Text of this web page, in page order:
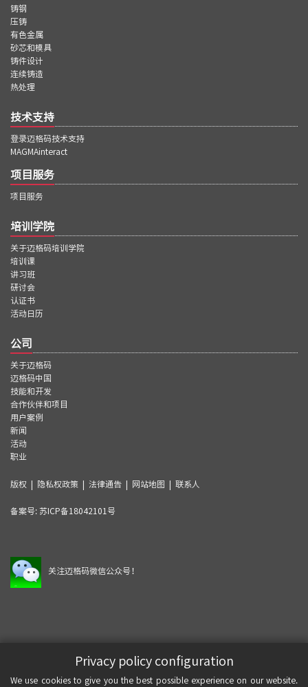
铸钢
压铸
有色金属
砂芯和模具
铸件设计
连续铸造
热处理
技术支持
登录迈格码技术支持
MAGMAinteract
项目服务
项目服务
培训学院
关于迈格码培训学院
培训课
讲习班
研讨会
认证书
活动日历
公司
关于迈格码
迈格码中国
技能和开发
合作伙伴和项目
用户案例
新闻
活动
职业
版权 隐私权政策 法律通告 网站地图 联系人
备案号: 苏ICP备18042101号
关注迈格码微信公众号！
Privacy policy configuration
We use cookies to give you the best possible experience on our website.